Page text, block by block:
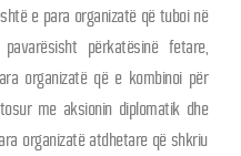
e para organizatë që tuboi në
përkatësinë fetare,
organizatë që e kombinoi për
me aksionin diplomatik dhe
organizatë atdhetare që shkriu